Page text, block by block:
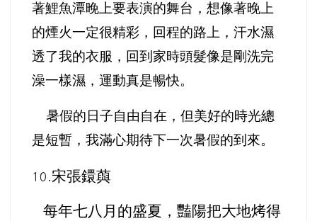
著鯉魚潭晚上要表演的舞台，想像著晚上
的煙火一定很精彩，回程的路上，汗水濕
透了我的衣服，回到家時頭髮像是剛洗完
澡一樣濕，運動真是暢快。
暑假的日子自由自在，但美好的時光總
是短暫，我滿心期待下一次暑假的到來。
10. 宋張鐶藇
每年七八月的盛夏，豔陽把大地烤得